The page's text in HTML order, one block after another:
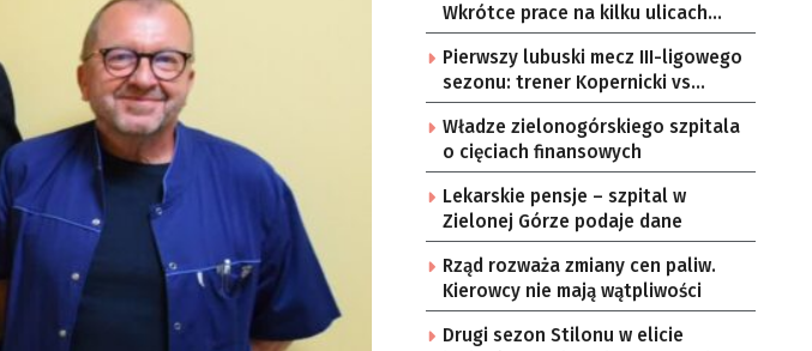
Wkrótce prace na kilku ulicach
Gorzowa
Pierwszy lubuski mecz III-ligowego
sezonu: trener Kopernicki vs
starzy znajomi
Władze zielonogórskiego szpitala
o cięciach finansowych
Lekarskie pensje – szpital w
Zielonej Górze podaje dane
Rząd rozważa zmiany cen paliw.
Kierowcy nie mają wątpliwości
Drugi sezon Stilonu w elicie